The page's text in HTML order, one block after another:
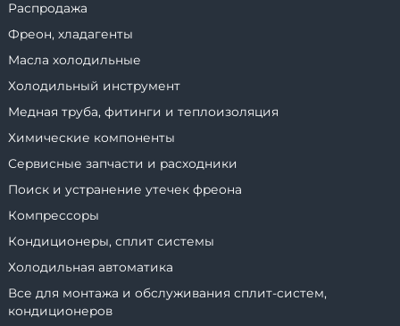
Распродажа
Фреон, хладагенты
Масла холодильные
Холодильный инструмент
Медная труба, фитинги и теплоизоляция
Химические компоненты
Сервисные запчасти и расходники
Поиск и устранение утечек фреона
Компрессоры
Кондиционеры, сплит системы
Холодильная автоматика
Все для монтажа и обслуживания сплит-систем,
кондиционеров